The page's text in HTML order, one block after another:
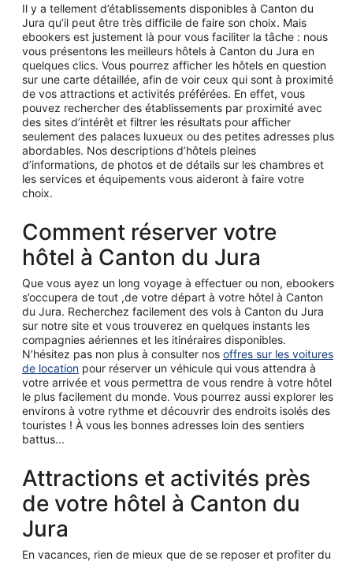
Il y a tellement d’établissements disponibles à Canton du
Jura qu’il peut être très difficile de faire son choix. Mais
ebookers est justement là pour vous faciliter la tâche : nous
vous présentons les meilleurs hôtels à Canton du Jura en
quelques clics. Vous pourrez afficher les hôtels en question
sur une carte détaillée, afin de voir ceux qui sont à proximité
de vos attractions et activités préférées. En effet, vous
pouvez rechercher des établissements par proximité avec
des sites d’intérêt et filtrer les résultats pour afficher
seulement des palaces luxueux ou des petites adresses plus
abordables. Nos descriptions d’hôtels pleines
d’informations, de photos et de détails sur les chambres et
les services et équipements vous aideront à faire votre
choix.
Comment réserver votre
hôtel à Canton du Jura
Que vous ayez un long voyage à effectuer ou non, ebookers
s’occupera de tout ,de votre départ à votre hôtel à Canton
du Jura. Recherchez facilement des vols à Canton du Jura
sur notre site et vous trouverez en quelques instants les
compagnies aériennes et les itinéraires disponibles.
N’hésitez pas non plus à consulter nos offres sur les voitures
de location pour réserver un véhicule qui vous attendra à
votre arrivée et vous permettra de vous rendre à votre hôtel
le plus facilement du monde. Vous pourrez aussi explorer les
environs à votre rythme et découvrir des endroits isolés des
touristes ! À vous les bonnes adresses loin des sentiers
battus...
Attractions et activités près
de votre hôtel à Canton du
Jura
En vacances, rien de mieux que de se reposer et profiter du